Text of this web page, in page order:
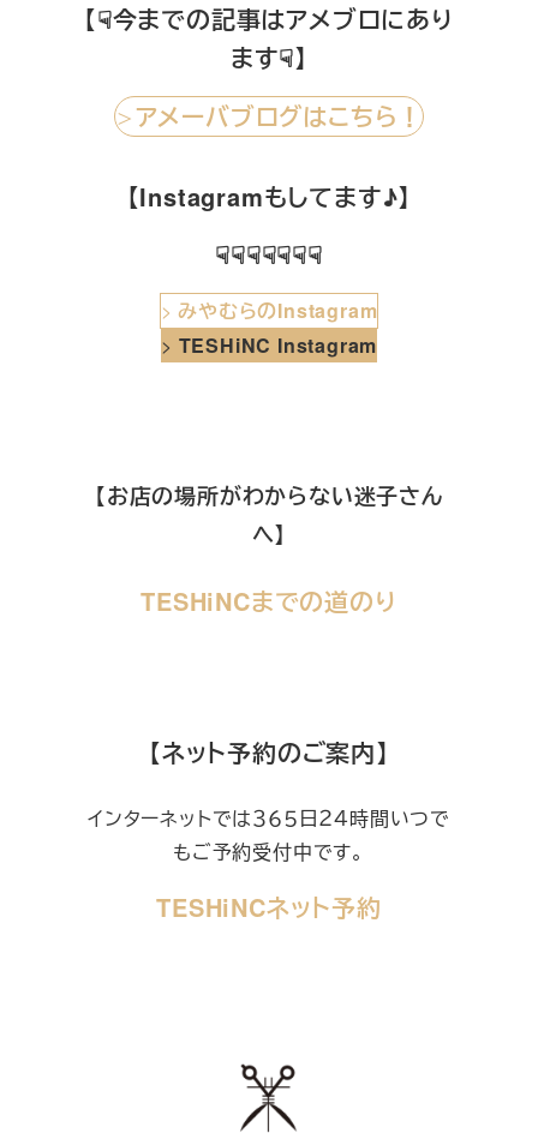
【☟今までの記事はアメブロにあり
ます☟】
＞アメーバブログはこちら！
【Instagramもしてます♪】
☟☟☟☟☟☟☟
>みやむらのInstagram
> TESHiNC Instagram
【お店の場所がわからない迷子さん
へ】
TESHiNCまでの道のり
【ネット予約のご案内】
インターネットでは３６５日２４時間いつで
もご予約受付中です。
TESHiNCネット予約